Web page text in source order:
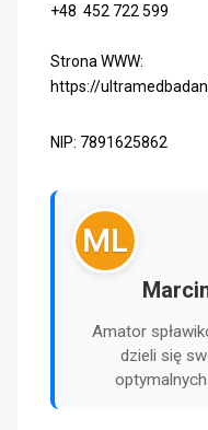
+48 452 722 599
Strona WWW:
https://
NIP: 7891625862
ML
Amator
dzieli się